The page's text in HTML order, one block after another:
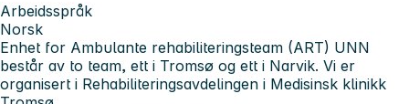
Arbeidsspråk
Norsk
Enhet for Ambulante rehabiliteringsteam (ART) UNN
består av to team, ett i Tromsø og ett i Narvik. Vi er
organisert i Rehabiliteringsavdelingen i Medisinsk klinikk